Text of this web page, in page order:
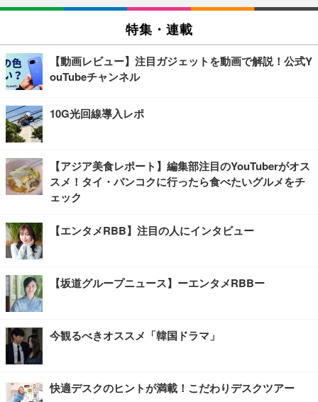
特集・連載
【動画レビュー】注目ガジェットを動画で解説！公式Y
ouTubeチャンネル
10G光回線導入レポ
【アジア美食レポート】編集部注目のYouTuberがオス
スメ！タイ・バンコクに行ったら食べたいグルメをチ
ェック
【エンタメRBB】注目の人にインタビュー
【坂道グループニュース】ーエンタメRBBー
今観るべきオススメ「韓国ドラマ」
快適デスクのヒントが満載！こだわりデスクツアー